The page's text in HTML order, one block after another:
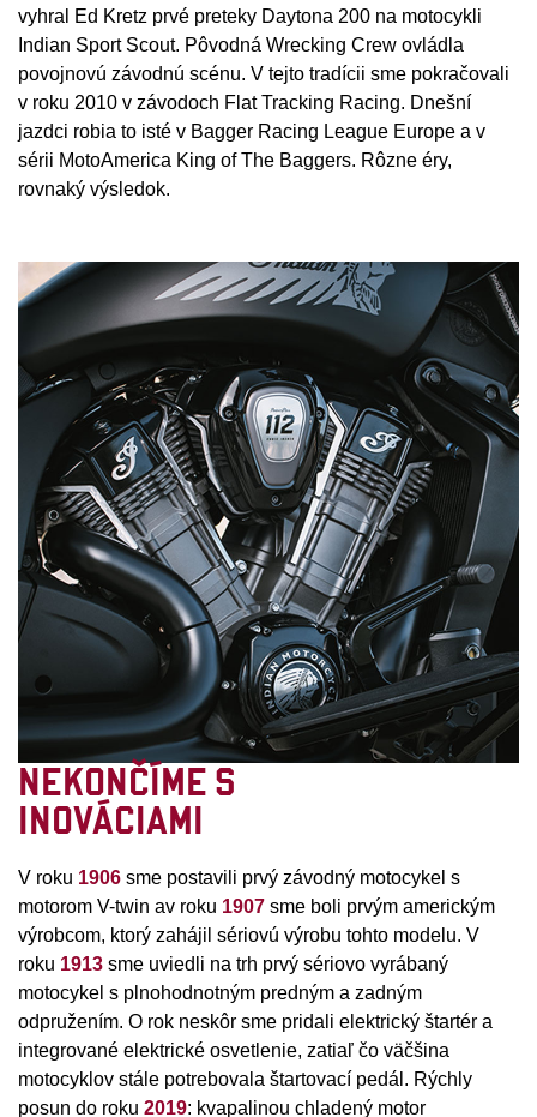
vyhral Ed Kretz prvé preteky Daytona 200 na motocykli
Indian Sport Scout. Pôvodná Wrecking Crew ovládla
povojnovú závodnú scénu. V tejto tradícii sme pokračovali
v roku 2010 v závodoch Flat Tracking Racing. Dnešní
jazdci robia to isté v Bagger Racing League Europe a v
sérii MotoAmerica King of The Baggers. Rôzne éry,
rovnaký výsledok.
NEKONČÍME S
INOVÁCIAMI
V roku 1906 sme postavili prvý závodný motocykel s
motorom V-twin av roku 1907 sme boli prvým americkým
výrobcom, ktorý zahájil sériovú výrobu tohto modelu. V
roku 1913 sme uviedli na trh prvý sériovo vyrábaný
motocykel s plnohodnotným predným a zadným
odpružením. O rok neskôr sme pridali elektrický štartér a
integrované elektrické osvetlenie, zatiaľ čo väčšina
motocyklov stále potrebovala štartovací pedál. Rýchly
posun do roku 2019: kvapalinou chladený motor